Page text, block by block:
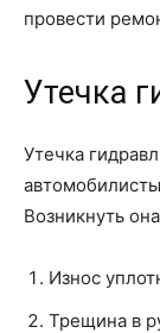
провести
Утечка
Утечка
Возникнуть
Износ
Трещина в